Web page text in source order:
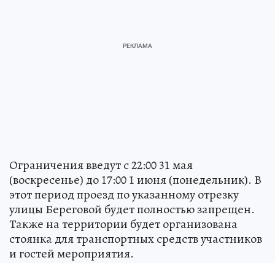
Ограничения введут с 22:00 31 мая
(воскресенье) до 17:00 1 июня (понедельник). В
этот период проезд по указанному отрезку
улицы Береговой будет полностью запрещен.
Также на территории будет организована
стоянка для транспортных средств участников
и гостей мероприятия.